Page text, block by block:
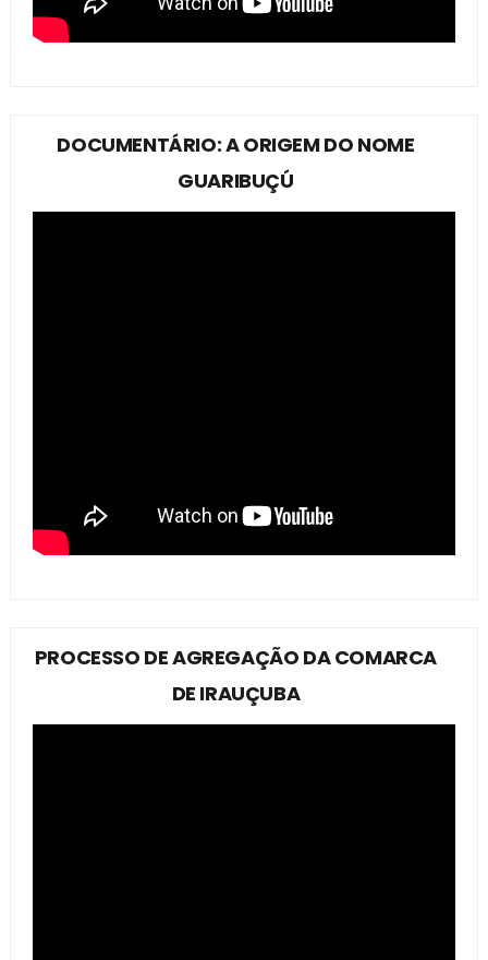
DOCUMENTÁRIO: A ORIGEM DO NOME
GUARIBUÇÚ
PROCESSO DE AGREGAÇÃO DA COMARCA
DE IRAUÇUBA